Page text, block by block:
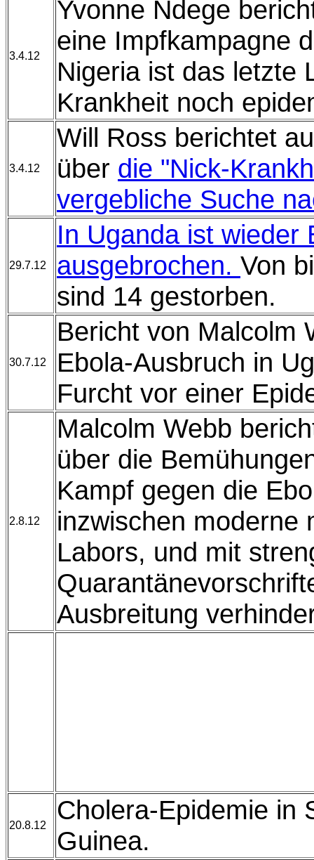
3.4.12
Yvonne Ndege
eine Impfkampagne
Nigeria ist das letzte
Krankheit noch
3.4.12
Will Ross berichtet
über die "Nick-
vergebliche Suche
29.7.12
In Uganda ist wieder
ausgebrochen. Von
sind 14 gestorben.
30.7.12
Bericht von Malcolm
Ebola-Ausbruch in
Furcht vor einer
2.8.12
Malcolm Webb
über die
Kampf gegen die
inzwischen moderne
Labors, und mit
Ausbreitung
20.8.12
Cholera-Epidemie in
Guinea.